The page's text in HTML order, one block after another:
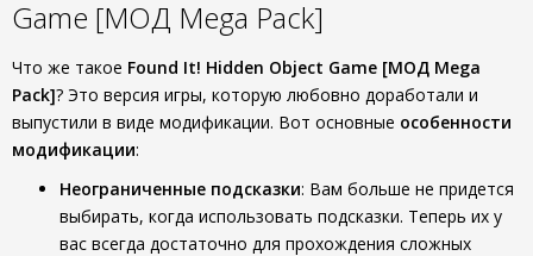
Game [МОД Mega Pack]
Что же такое Found It! Hidden Object Game [МОД Mega
Pack]? Это версия игры, которую любовно доработали и
выпустили в виде модификации. Вот основные особенности
модификации:
Неограниченные подсказки: Вам больше не придется
выбирать, когда использовать подсказки. Теперь их у
вас всегда достаточно для прохождения сложных